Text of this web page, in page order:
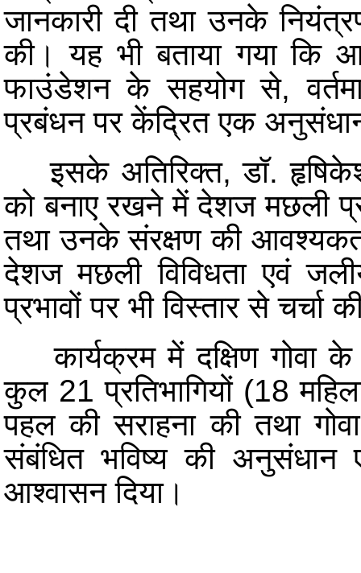
जानकारी दी तथा उनके
की। यह भी बताया गया कि
फाउंडेशन के सहयोग से,
प्रबंधन पर केंद्रित एक
इसके अतिरिक्त, डॉ.
को बनाए रखने में देशज मछली
तथा उनके संरक्षण की
देशज मछली विविधता एवं
प्रभावों पर भी विस्तार से चर्चा
कार्यक्रम में दक्षिण गोवा के
कुल 21 प्रतिभागियों (18
पहल की सराहना की तथा
संबंधित भविष्य की अनुसंधान
आश्वासन दिया।